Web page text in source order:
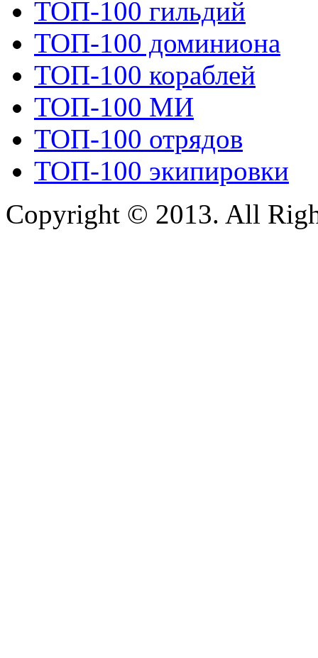
ТОП-100 гильдий
ТОП-100 доминиона
ТОП-100 кораблей
ТОП-100 МИ
ТОП-100 отрядов
ТОП-100 экипировки
Copyright © 2013. All